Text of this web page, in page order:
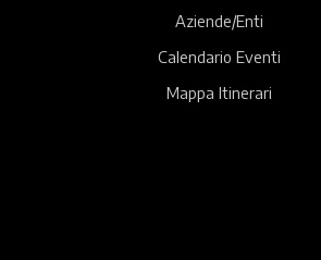
Aziende/Enti
Calendario Eventi
Mappa Itinerari